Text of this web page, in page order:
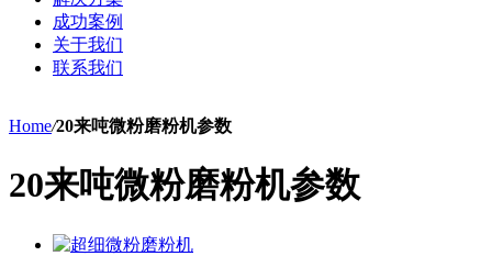
成功案例
关于我们
联系我们
Home/20来吨微粉磨粉机参数
20来吨微粉磨粉机参数